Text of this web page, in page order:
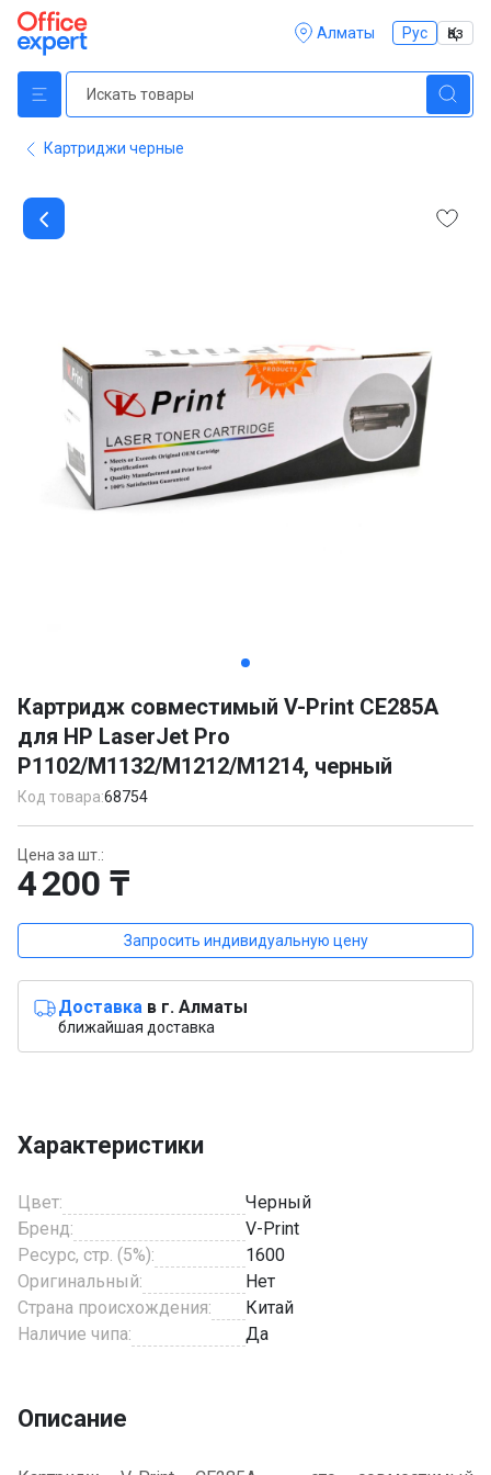
Алматы Рус Қаз
Картриджи черные
of
2
Картридж совместимый V-Print CE285A
для HP LaserJet Pro
P1102/M1132/M1212/M1214, черный
Код товара:68754
Цена за шт.:
4 200 ₸
Запросить индивидуальную цену
Доставка в г. Алматы
ближайшая доставка
Характеристики
Цвет:
Черный
Бренд:
V-Print
Ресурс, стр. (5%):
1600
Оригинальный:
Нет
Страна происхождения:
Китай
Наличие чипа:
Да
Описание